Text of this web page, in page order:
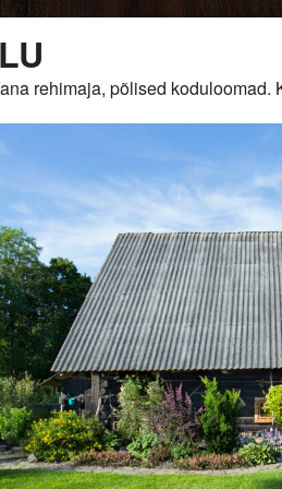
rehimaja, põlised